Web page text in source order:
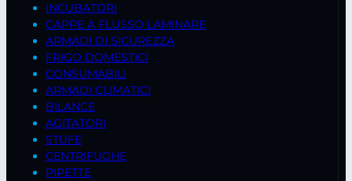
INCUBATORI
CAPPE A FLUSSO LAMINARE
ARMADI DI SICUREZZA
FRIGO DOMESTICI
CONSUMABILI
ARMADI CLIMATICI
BILANCE
AGITATORI
STUFE
CENTRIFUGHE
PIPETTE